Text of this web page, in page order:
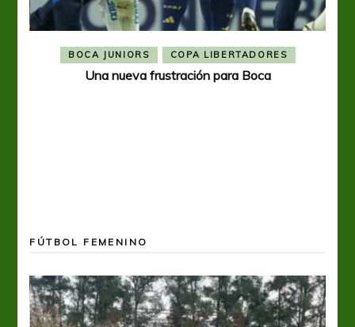
BOCA JUNIORS COPA LIBERTADORES
Una nueva frustración para Boca
FÚTBOL FEMENINO